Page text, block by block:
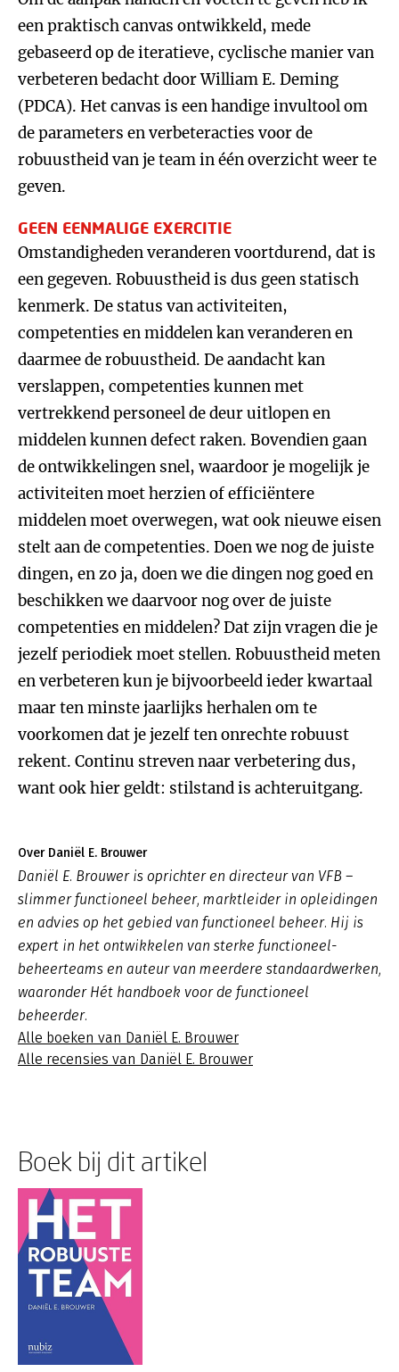
een praktisch canvas ontwikkeld, mede
gebaseerd op de iteratieve, cyclische manier van
verbeteren bedacht door William E. Deming
(PDCA). Het canvas is een handige invultool om
de parameters en verbeteracties voor de
robuustheid van je team in één overzicht weer te
geven.
GEEN EENMALIGE EXERCITIE
Omstandigheden veranderen voortdurend, dat is
een gegeven. Robuustheid is dus geen statisch
kenmerk. De status van activiteiten,
competenties en middelen kan veranderen en
daarmee de robuustheid. De aandacht kan
verslappen, competenties kunnen met
vertrekkend personeel de deur uitlopen en
middelen kunnen defect raken. Bovendien gaan
de ontwikkelingen snel, waardoor je mogelijk je
activiteiten moet herzien of efficiëntere
middelen moet overwegen, wat ook nieuwe eisen
stelt aan de competenties. Doen we nog de juiste
dingen, en zo ja, doen we die dingen nog goed en
beschikken we daarvoor nog over de juiste
competenties en middelen? Dat zijn vragen die je
jezelf periodiek moet stellen. Robuustheid meten
en verbeteren kun je bijvoorbeeld ieder kwartaal
maar ten minste jaarlijks herhalen om te
voorkomen dat je jezelf ten onrechte robuust
rekent. Continu streven naar verbetering dus,
want ook hier geldt: stilstand is achteruitgang.
Over Daniël E. Brouwer
Daniël E. Brouwer is oprichter en directeur van VFB –
slimmer functioneel beheer, marktleider in opleidingen
en advies op het gebied van functioneel beheer. Hij is
expert in het ontwikkelen van sterke functioneel-
beheerteams en auteur van meerdere standaardwerken,
waaronder Hét handboek voor de functioneel
beheerder.
Alle boeken van Daniël E. Brouwer
Alle recensies van Daniël E. Brouwer
Boek bij dit artikel